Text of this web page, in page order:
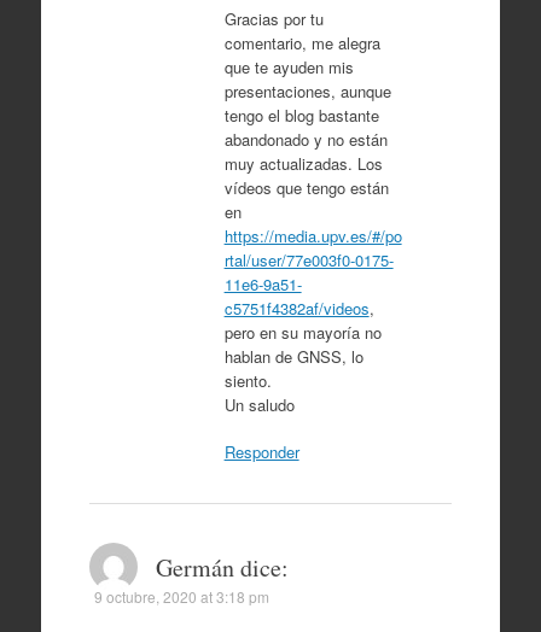
Gracias por tu
comentario, me alegra
que te ayuden mis
presentaciones, aunque
tengo el blog bastante
abandonado y no están
muy actualizadas. Los
vídeos que tengo están
en
https://media.upv.es/#/po
rtal/user/77e003f0-0175-
11e6-9a51-
c5751f4382af/videos,
pero en su mayoría no
hablan de GNSS, lo
siento.
Un saludo
Responder
Germán dice:
9 octubre, 2020 at 3:18 pm